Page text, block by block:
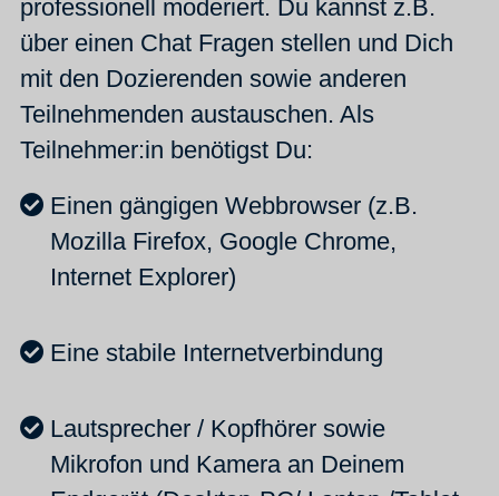
professionell moderiert. Du kannst z.B.
über einen Chat Fragen stellen und Dich
mit den Dozierenden sowie anderen
Teilnehmenden austauschen. Als
Teilnehmer:in benötigst Du:
Einen gängigen Webbrowser (z.B.
Mozilla Firefox, Google Chrome,
Internet Explorer)
Eine stabile Internetverbindung
Lautsprecher / Kopfhörer sowie
Mikrofon und Kamera an Deinem